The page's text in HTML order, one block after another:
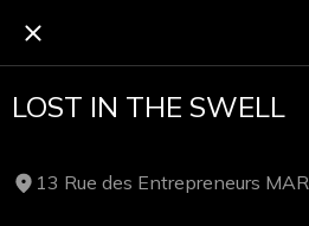
LOST IN THE SWELL
13 Rue des Entrepreneurs